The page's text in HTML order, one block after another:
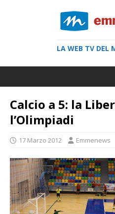
LA WEB TV DEL
Calcio a 5: la
l’Olimpiadi
17 Marzo 2012 Emmenews